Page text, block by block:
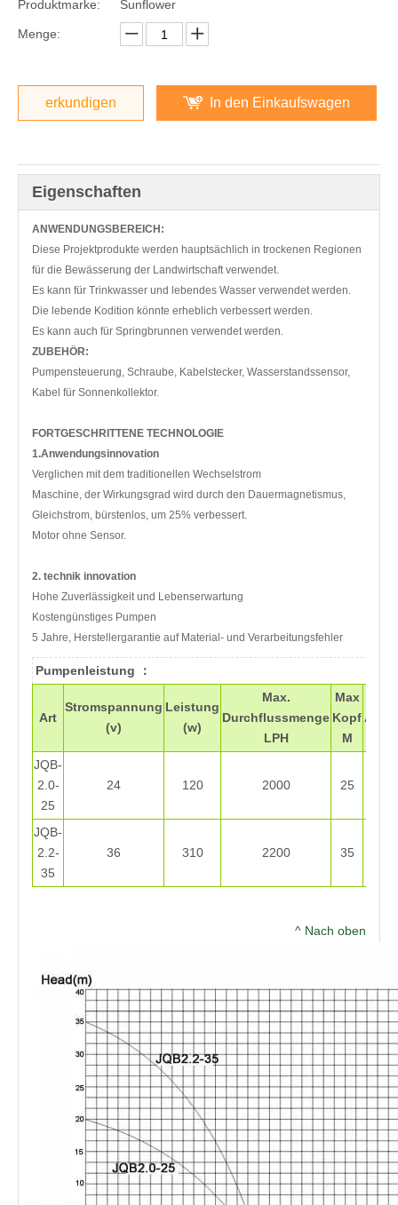
Produktmarke:
Sunflower
Menge:
erkundigen In den Einkaufswagen
Eigenschaften
ANWENDUNGSBEREICH:
Diese Projektprodukte werden hauptsächlich in trockenen Regionen
für die Bewässerung der Landwirtschaft verwendet.
Es kann für Trinkwasser und lebendes Wasser verwendet werden.
Die lebende Kodition könnte erheblich verbessert werden.
Es kann auch für Springbrunnen verwendet werden.
ZUBEHÖR:
Pumpensteuerung, Schraube, Kabelstecker, Wasserstandssensor,
Kabel für Sonnenkollektor.
FORTGESCHRITTENE TECHNOLOGIE
1.Anwendungsinnovation
Verglichen mit dem traditionellen Wechselstrom
Maschine, der Wirkungsgrad wird durch den Dauermagnetismus,
Gleichstrom, bürstenlos, um 25% verbessert.
Motor ohne Sensor.
2. technik innovation
Hohe Zuverlässigkeit und Lebenserwartung
Kostengünstiges Pumpen
5 Jahre, Herstellergarantie auf Material- und Verarbeitungsfehler
Pumpenleistung ：
Art
Stromspannung
(v)
Leistung
(w)
Max.
Durchflussmenge
LPH
Max
Kopf
M
JQB-
2.0-
25
24 120 2000 25
JQB-
2.2-
35
36 310 2200 35
^ Nach oben